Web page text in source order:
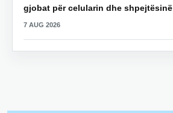
gjobat për celularin dhe shpejtësinë
7 AUG 2026